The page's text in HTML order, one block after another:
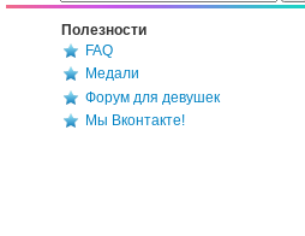
Полезности
FAQ
Медали
Форум для девушек
Мы Вконтакте!